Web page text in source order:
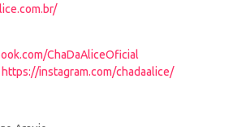
ChaDaAliceOficial
https://instagram.com/chadaalice/